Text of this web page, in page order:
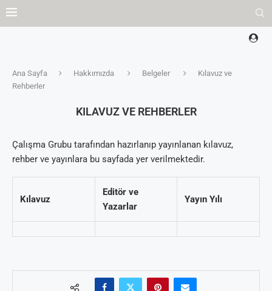
Ana Sayfa Hakkımızda Belgeler
Kılavuz ve
Rehberler
KILAVUZ VE REHBERLER
Çalışma Grubu tarafından hazırlanıp yayınlanan kılavuz,
rehber ve yayınlara bu sayfada yer verilmektedir.
Kılavuz
Editör ve
Yazarlar
Yayın Yılı